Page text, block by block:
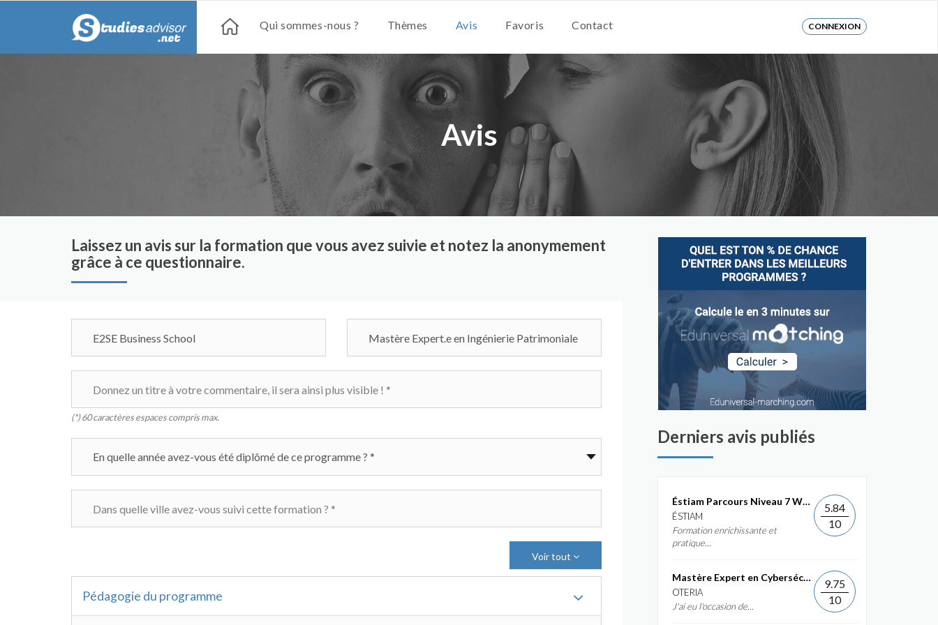
Qui sommes-nous ? Thèmes Avis Favoris Contact CONNEXION
Avis
Laissez un avis sur la formation que vous avez suivie et notez la anonymement
grâce à ce questionnaire.
(*) 60 caractères espaces compris max.
Voir tout
Pédagogie du programme
Derniers avis publiés
Éstiam Parcours Niveau 7 Web &...
ÉSTIAM
Formation enrichissante et
pratique...
5.84
10
Mastère Expert en Cybersécurité
OTERIA
J'ai eu l'occasion de...
9.75
10